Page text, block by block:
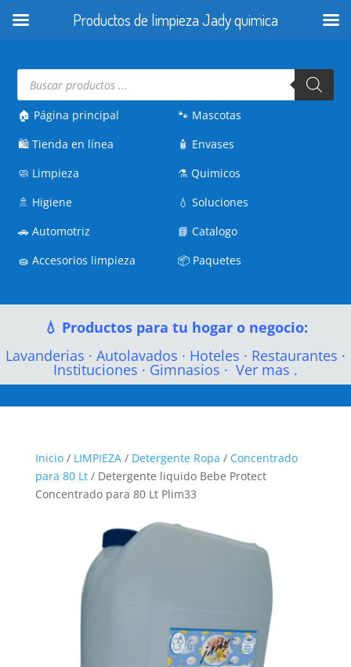
Búsqueda
productos
🏠 Página principal
🛍️Tienda en línea
🧼 Limpieza
🚿 Higiene
🚗Automotriz
🧽Accesorios limpieza
🐾 Mascotas
🧴 Envases
⚗️Quimicos
💧Soluciones
📘Catalogo
📦 Paquetes
💧 Productos para tu hogar o negocio:
Lavanderias · Autolavados · Hoteles · Restaurantes ·
Instituciones · Gimnasios · Ver mas .
Inicio/ LIMPIEZA/ Detergente Ropa / Concentrado
para 80 Lt/ Detergente liquido Bebe Protect
Concentrado para 80 Lt Plim33
Productos de limpieza Jady quimica